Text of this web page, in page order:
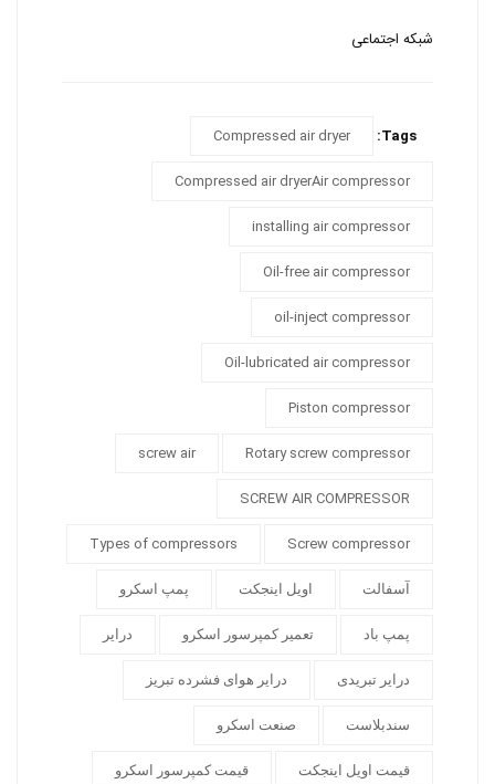
شبکه اجتماعی
Tags:
Compressed air dryer
Compressed air dryerAir compressor
installing air compressor
Oil-free air compressor
oil-inject compressor
Oil-lubricated air compressor
Piston compressor
Rotary screw compressor
screw air
SCREW AIR COMPRESSOR
Screw compressor
Types of compressors
آسفالت اویل اینجکت پمپ اسکرو
پمپ باد تعمیر کمپرسور اسکرو درایر
درایر تبریدی درایر هوای فشرده تبریز
سندبلاست صنعت اسکرو
قیمت اویل اینجکت قیمت کمپرسور اسکرو